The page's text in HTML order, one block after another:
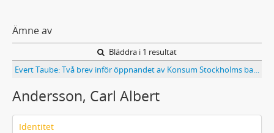
Ämne av
Bläddra i 1 resultat
Evert Taube: Två brev inför öppnandet av Konsum Stockholms bageri San Remo, 1961
Andersson, Carl Albert
Identitet